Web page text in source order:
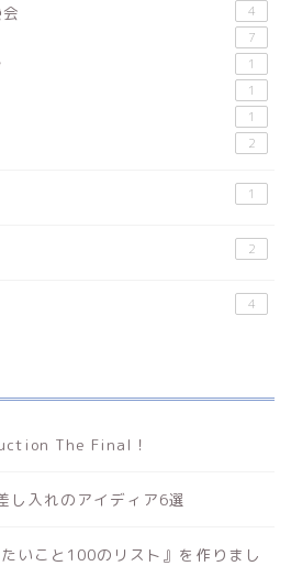
4
7
1
1
1
2
1
2
4
The Final！
し入れのアイディア6選
いこと100のリスト』を作りまし